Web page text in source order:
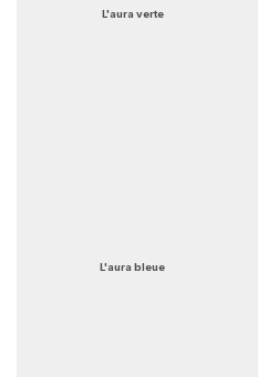
L'aura verte
L'aura bleue